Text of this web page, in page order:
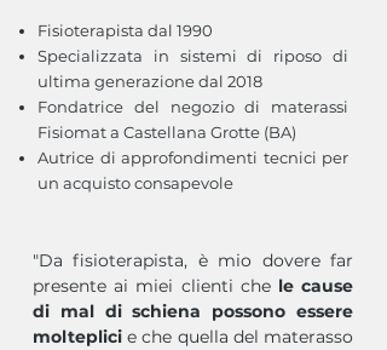
Fisioterapista dal 1990
Specializzata in sistemi di riposo di
ultima generazione dal 2018
Fondatrice del negozio di materassi
Fisiomat a Castellana Grotte (BA)
Autrice di approfondimenti tecnici per
un acquisto consapevole
"Da fisioterapista, è mio dovere far
presente ai miei clienti che le cause
di mal di schiena possono essere
molteplicie che quella del materasso